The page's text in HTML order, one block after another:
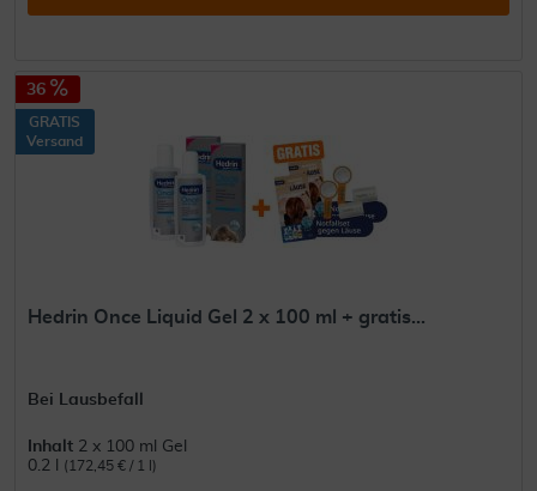
36
GRATIS
Versand
Hedrin Once Liquid Gel 2 x 100 ml + gratis...
Bei Lausbefall
Inhalt 2 x 100 ml Gel
0.2 l
(172,45 € / 1 l)